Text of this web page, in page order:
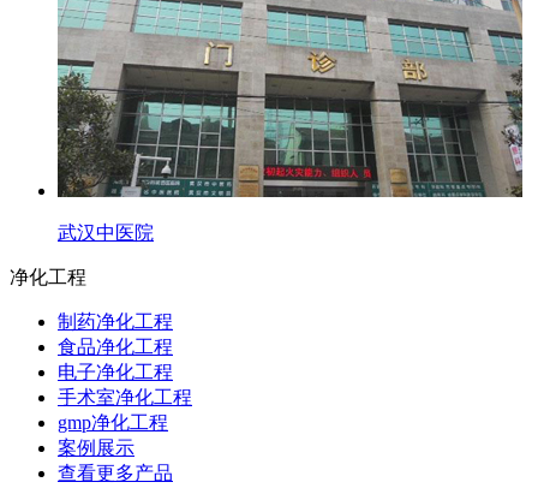
武汉中医院
净化工程
制药净化工程
食品净化工程
电子净化工程
手术室净化工程
gmp净化工程
案例展示
查看更多产品